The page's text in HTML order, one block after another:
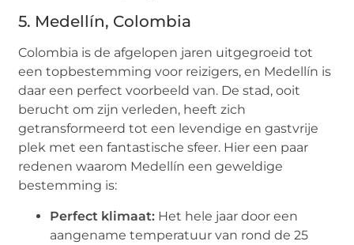
5. Medellín, Colombia
Colombia is de afgelopen jaren uitgegroeid tot
een topbestemming voor reizigers, en Medellín is
daar een perfect voorbeeld van. De stad, ooit
berucht om zijn verleden, heeft zich
getransformeerd tot een levendige en gastvrije
plek met een fantastische sfeer. Hier een paar
redenen waarom Medellín een geweldige
bestemming is:
Perfect klimaat: Het hele jaar door een
aangename temperatuur van rond de 25